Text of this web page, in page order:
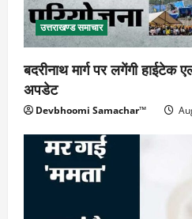
उत्तराखण्ड समाचार
बदरीनाथ मार्ग पर लगेंगी हाईटेक
अपडेट
Devbhoomi Samachar™